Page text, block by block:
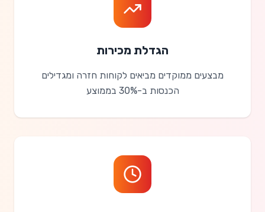
הגדלת מכירות
מבצעים ממוקדים מביאים לקוחות חזרה ומגדילים
הכנסות ב-30% בממוצע